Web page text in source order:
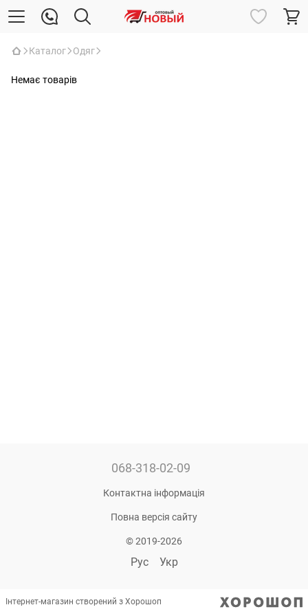
Каталог Одяг
Немає товарів
068-318-02-09
Контактна інформація
Повна версія сайту
© 2019-2026
Рус Укр
Інтернет-магазин створений з Хорошоп